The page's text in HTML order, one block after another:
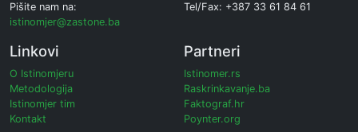
Pišite nam na:
istinomjer@zastone.ba
Tel/Fax: +387 33 61 84 61
Linkovi
O Istinomjeru
Metodologija
Istinomjer tim
Kontakt
Partneri
Istinomer.rs
Raskrinkavanje.ba
Faktograf.hr
Poynter.org